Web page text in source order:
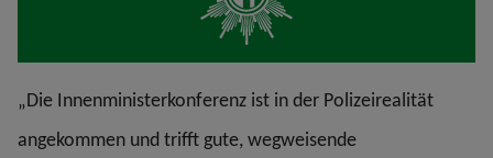
„Die Innenministerkonferenz ist in der Polizeirealität
angekommen und trifft gute, wegweisende